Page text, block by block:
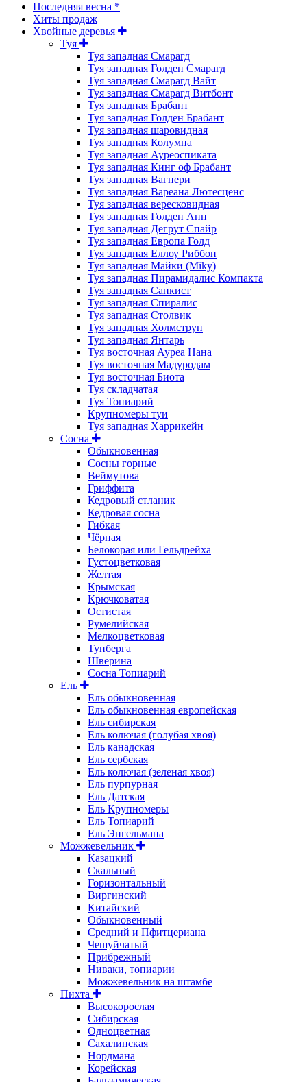
Последняя весна *
Хиты продаж
Хвойные деревья
Туя
Туя западная Смарагд
Туя западная Голден Смарагд
Туя западная Смарагд Вайт
Туя западная Смарагд Витбонт
Туя западная Брабант
Туя западная Голден Брабант
Туя западная шаровидная
Туя западная Колумна
Туя западная Ауреоспиката
Туя западная Кинг оф Брабант
Туя западная Вагнери
Туя западная Вареана Лютесценс
Туя западная вересковидная
Туя западная Голден Анн
Туя западная Дегрут Спайр
Туя западная Европа Голд
Туя западная Еллоу Риббон
Туя западная Майки (Miky)
Туя западная Пирамидалис Компакта
Туя западная Санкист
Туя западная Спиралис
Туя западная Столвик
Туя западная Холмструп
Туя западная Янтарь
Туя восточная Ауреа Нана
Туя восточная Мадуродам
Туя восточная Биота
Туя складчатая
Туя Топиарий
Крупномеры туи
Туя западная Харрикейн
Сосна
Обыкновенная
Сосны горные
Веймутова
Гриффита
Кедровый стланик
Кедровая сосна
Гибкая
Чёрная
Белокорая или Гельдрейха
Густоцветковая
Желтая
Крымская
Крючковатая
Остистая
Румелийская
Мелкоцветковая
Тунберга
Шверина
Сосна Топиарий
Ель
Ель обыкновенная
Ель обыкновенная европейская
Ель сибирская
Ель колючая (голубая хвоя)
Ель канадская
Ель сербская
Ель колючая (зеленая хвоя)
Ель пурпурная
Ель Датская
Ель Крупномеры
Ель Топиарий
Ель Энгельмана
Можжевельник
Казацкий
Скальный
Горизонтальный
Виргинский
Китайский
Обыкновенный
Средний и Пфитцериана
Чешуйчатый
Прибрежный
Ниваки, топиарии
Можжевельник на штамбе
Пихта
Высокорослая
Сибирская
Одноцветная
Сахалинская
Нордмана
Корейская